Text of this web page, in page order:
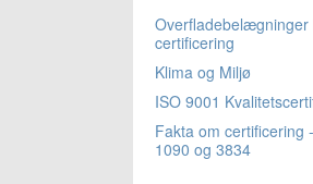
Overfladebelægninger
certificering
Klima og Miljø
ISO 9001
Fakta om certificering
1090 og 3834